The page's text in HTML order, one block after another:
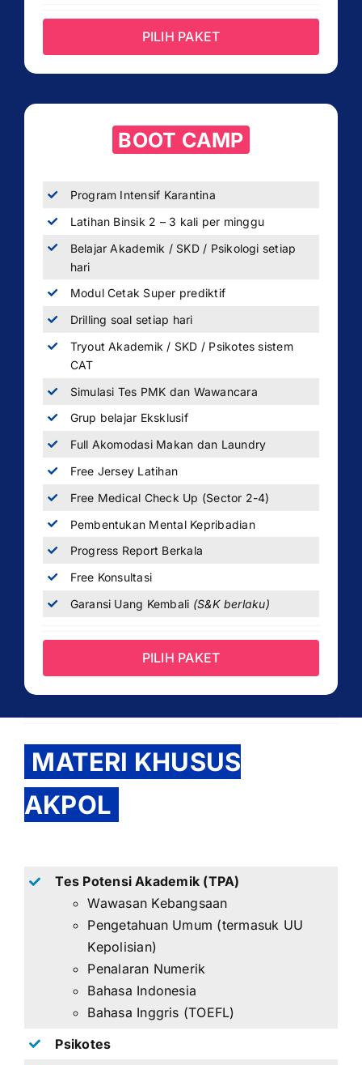
PILIH PAKET
BOOT CAMP
Program Intensif Karantina
Latihan Binsik 2 – 3 kali per minggu
Belajar Akademik / SKD / Psikologi setiap
hari
Modul Cetak Super prediktif
Drilling soal setiap hari
Tryout Akademik / SKD / Psikotes sistem
CAT
Simulasi Tes PMK dan Wawancara
Grup belajar Eksklusif
Full Akomodasi Makan dan Laundry
Free Jersey Latihan
Free Medical Check Up (Sector 2-4)
Pembentukan Mental Kepribadian
Progress Report Berkala
Free Konsultasi
Garansi Uang Kembali (S&K berlaku)
PILIH PAKET
MATERI KHUSUS
AKPOL
Tes Potensi Akademik (TPA)
Wawasan Kebangsaan
Pengetahuan Umum (termasuk UU
Kepolisian)
Penalaran Numerik
Bahasa Indonesia
Bahasa Inggris (TOEFL)
Psikotes